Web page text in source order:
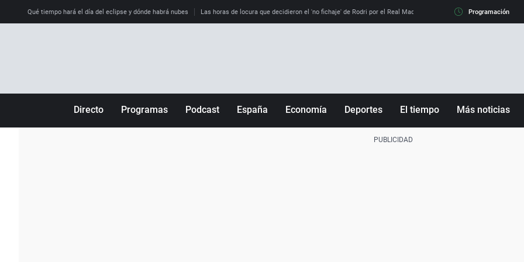
Qué tiempo hará el día del eclipse y dónde habrá nubes Las horas de locura que decidieron el 'no fichaje' de Rodri por el Real Madrid y su 'sí' al Barça La llamada
Programación
Directo Programas Podcast España Economía Deportes El tiempo Más noticias